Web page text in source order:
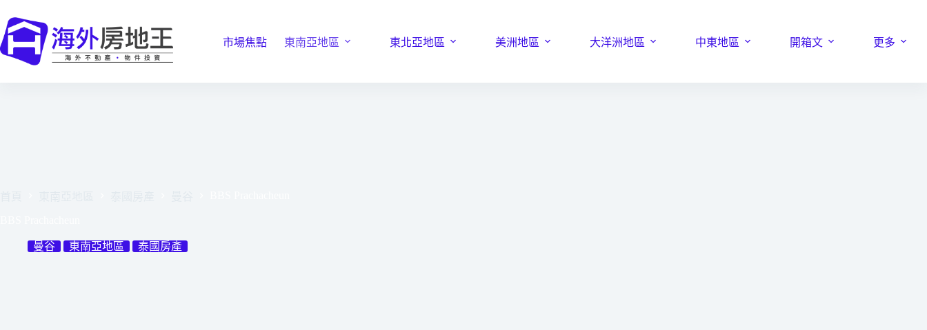
至
主
要
市場焦點 東南亞地區 東北亞地區 美洲地區 大洋洲地區 中東地區 開箱文 更多
曼谷 東南亞地區 泰國房產